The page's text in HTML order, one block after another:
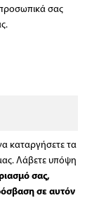
σας
καταργήσετε τα
Λάβετε υπόψη
σας,
σε αυτόν